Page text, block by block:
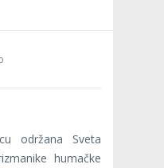
održana Sveta
humačke